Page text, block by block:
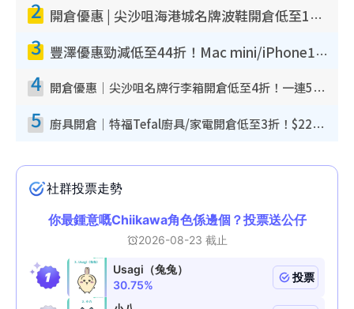
2 開倉優惠 | 尖沙咀海港城名牌波鞋開倉低至1折！On鞋$899起／Joy&Peace鞋履$98起
3 豐澤優惠勁減低至44折！Mac mini/iPhone17Pro大減價！廚房家電$220起
4 開倉優惠｜尖沙咀名牌行李箱開倉低至4折！一連5日 American Tourister/ace./Hallmark $200起！
5 廚具開倉｜特福Tefal廚具/家電開倉低至3折！$220起買平底鍋/炒鑊/湯煲！電飯煲/吸塵機/燙斗$418起